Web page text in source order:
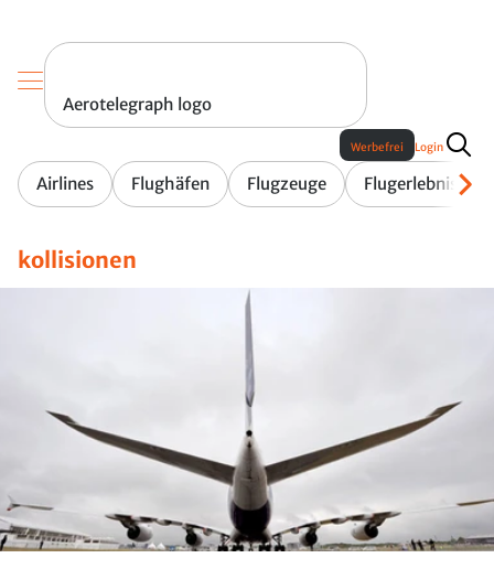
Aerotelegraph logo
Airlines Flughäfen Flugzeuge Flugerlebnis
Werbefrei Login
kollisionen